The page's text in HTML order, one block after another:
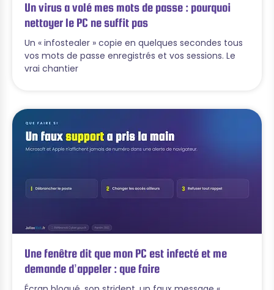
Un virus a volé mes mots de passe : pourquoi
nettoyer le PC ne suffit pas
Un « infostealer » copie en quelques secondes tous
vos mots de passe enregistrés et vos sessions. Le
vrai chantier
Une fenêtre dit que mon PC est infecté et me
demande d’appeler : que faire